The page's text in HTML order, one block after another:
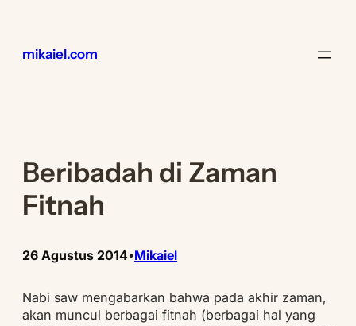
konten
mikaiel.com
Beribadah di Zaman
Fitnah
26 Agustus 2014•Mikaiel
Nabi saw mengabarkan bahwa pada akhir zaman,
akan muncul berbagai fitnah (berbagai hal yang